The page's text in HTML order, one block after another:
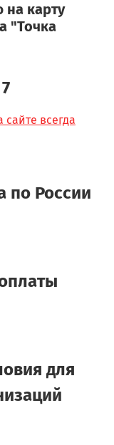
на карту
"Точка
всегда
по России
для